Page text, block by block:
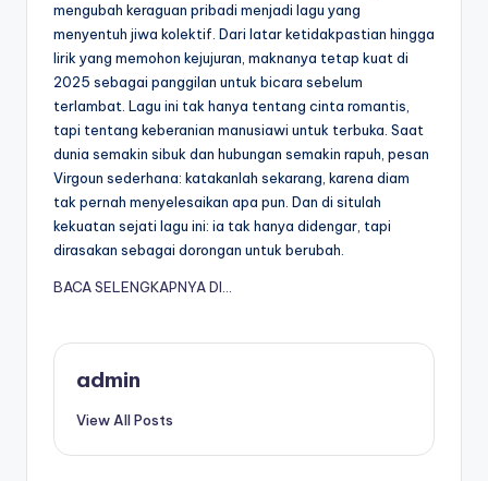
mengubah keraguan pribadi menjadi lagu yang
menyentuh jiwa kolektif. Dari latar ketidakpastian hingga
lirik yang memohon kejujuran, maknanya tetap kuat di
2025 sebagai panggilan untuk bicara sebelum
terlambat. Lagu ini tak hanya tentang cinta romantis,
tapi tentang keberanian manusiawi untuk terbuka. Saat
dunia semakin sibuk dan hubungan semakin rapuh, pesan
Virgoun sederhana: katakanlah sekarang, karena diam
tak pernah menyelesaikan apa pun. Dan di situlah
kekuatan sejati lagu ini: ia tak hanya didengar, tapi
dirasakan sebagai dorongan untuk berubah.
BACA SELENGKAPNYA DI…
admin
View All Posts